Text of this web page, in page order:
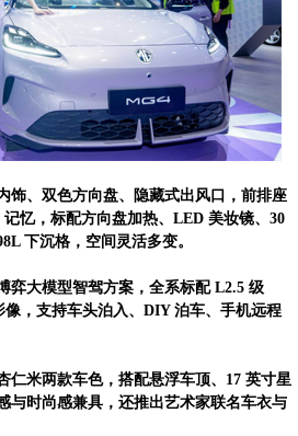
饰、双色方向盘、隐藏式出风口，前排座
忆，标配方向盘加热、LED 美妆镜、30
下沉格，空间灵活多变。
弈大模型智驾方案，全系标配 L2.5 级
像，支持车头泊入、DIY 泊车、手机远程
仁米两款车色，搭配悬浮车顶、17 英寸星
与时尚感兼具，还推出艺术家联名车衣与